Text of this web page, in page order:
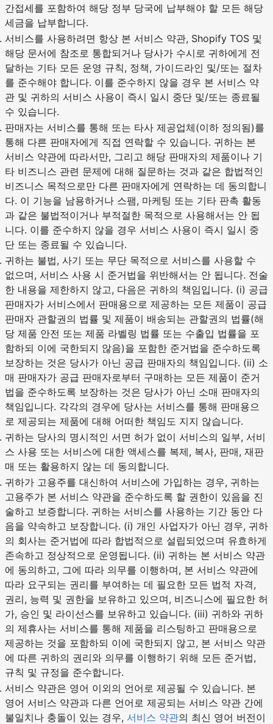
간접세를 포함하여 해당 정부 당국에 납부해야 할 모든 해당
세금을 납부합니다.
서비스를 사용하려면 항상 본 서비스 약관, Shopify TOS 및
해당 문서에 참조로 통합되거나 당사가 수시로 귀하에게 전
달하는 기타 모든 운영 규칙, 정책, 가이드라인 및/또는 절차
를 준수해야 합니다. 이를 준수하지 않을 경우 본 서비스 약
관 및 귀하의 서비스 사용이 즉시 일시 중단 및/또는 종료될
수 있습니다.
판매자는 서비스를 통해 또는 타사 제공업체(이하 정의됨)를
통해 다른 판매자에게 직접 연락할 수 있습니다. 귀하는 본
서비스 약관에 따라서만, 그리고 해당 판매자의 제품이나 기
타 비즈니스 관련 문제에 대해 질문하는 것과 같은 합법적인
비즈니스 목적으로만 다른 판매자에게 연락하는 데 동의합니
다. 이 기능을 남용하거나 스팸, 마케팅 또는 기타 판촉 활동
과 같은 불법적이거나 부적절한 목적으로 사용해서는 안 됩
니다. 이를 준수하지 않을 경우 서비스 사용이 즉시 일시 중
단 또는 종료될 수 있습니다.
귀하는 불법, 사기 또는 무단 목적으로 서비스를 사용할 수
없으며, 서비스 사용 시 준거법을 위반해서는 안 됩니다. 전술
한 내용을 제한하지 않고, 다음은 귀하의 책임입니다. (i) 공급
판매자가 서비스에서 판매용으로 제공하는 모든 제품이 공급
판매자 관할권의 법률 및 제품이 배송되는 관할권의 법률(해
당 제품 안전 또는 제품 라벨링 법률 또는 수출입 법률을 포
함하되 이에 국한되지 않음)을 포함한 준거법을 준수하도록
보장하는 것은 당사가 아닌 공급 판매자의 책임입니다. (ii) 소
매 판매자가 공급 판매자로부터 구매하는 모든 제품이 준거
법을 준수하도록 보장하는 것은 당사가 아닌 소매 판매자의
책임입니다. 각각의 경우에 당사는 서비스를 통해 판매용으
로 제공되는 제품에 대해 어떠한 책임도 지지 않습니다.
귀하는 당사의 명시적인 서면 허가 없이 서비스의 일부, 서비
스 사용 또는 서비스에 대한 액세스를 복제, 복사, 판매, 재판
매 또는 활용하지 않는 데 동의합니다.
귀하가 고용주를 대신하여 서비스에 가입하는 경우, 귀하는
고용주가 본 서비스 약관을 준수하도록 할 권한이 있음을 진
술하고 보증합니다. 귀하는 서비스를 사용하는 기간 동안 다
음을 약속하고 보장합니다. (i) 개인 사업자가 아닌 경우, 귀하
의 회사는 준거법에 따라 합법적으로 설립되었으며 유효하게
존속하고 정상적으로 운영됩니다. (ii) 귀하는 본 서비스 약관
에 동의하고, 그에 따라 의무를 이행하며, 본 서비스 약관에
따라 요구되는 권리를 부여하는 데 필요한 모든 법적 자격,
권리, 능력 및 권한을 보유하고 있으며, 비즈니스에 필요한 허
가, 승인 및 라이선스를 보유하고 있습니다. (iii) 귀하와 귀하
의 제휴사는 서비스를 통해 제품을 리스팅하고 판매용으로
제공하는 것을 포함하되 이에 국한되지 않고, 본 서비스 약관
에 따른 귀하의 권리와 의무를 이행하기 위해 모든 준거법,
규칙 및 규정을 준수합니다.
서비스 약관은 영어 이외의 언어로 제공될 수 있습니다. 본
영어 서비스 약관과 다른 언어로 제공되는 서비스 약관 간에
불일치나 충돌이 있는 경우, 서비스 약관의 최신 영어 버전이